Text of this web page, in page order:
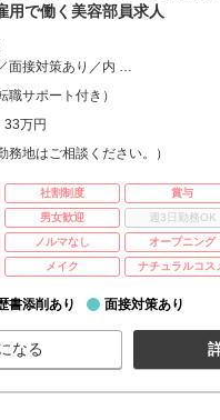
で働く美容部員求人
面接対策あり／内 …
職サポート付き）
33万円
地はご相談ください。）
社割制度 賞与
男女歓迎 週3日勤務OK
ノルマなし オープニング
メイク ナチュラルコス
書添削あり 面接対策あり
なる